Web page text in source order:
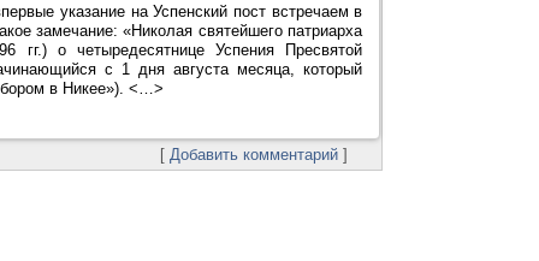
указание на Успенский пост встречаем в
замечание: «Николая святейшего патриарха
гг.) о четыредесятнице Успения Пресвятой
с 1 дня августа месяца, который
в Никее»). <…>
[ Добавить комментарий]